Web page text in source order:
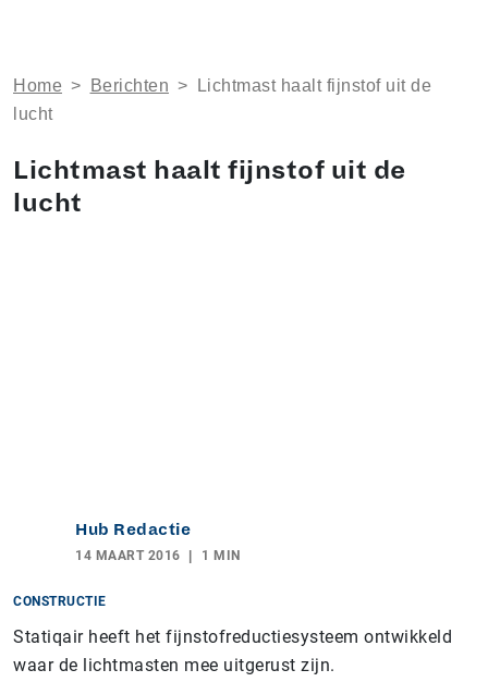
Home > Berichten >
​Lichtmast haalt fijnstof uit de
lucht
​Lichtmast haalt fijnstof uit de
lucht
Hub Redactie
14 MAART 2016 1 MIN
CONSTRUCTIE
Statiqair heeft het fijnstofreductiesysteem ontwikkeld
waar de lichtmasten mee uitgerust zijn.